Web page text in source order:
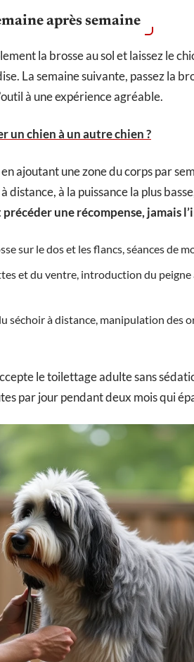
après semaine
la brosse au sol et laissez le
La semaine suivante, passez la
à une expérience agréable.
un chien à un autre chien ?
ajoutant une zone du corps par
distance, à la puissance la plus
une récompense, jamais
sur le dos et les flancs, séances de
et du ventre, introduction du peigne
séchoir à distance, manipulation des
le toilettage adulte sans
par jour pendant deux mois qui